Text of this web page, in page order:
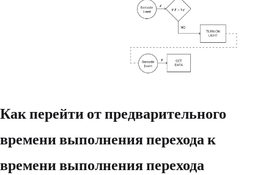
Как перейти от предварительного
времени выполнения перехода к
времени выполнения перехода